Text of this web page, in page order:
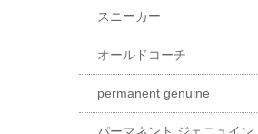
スニーカー
オールドコーチ
permanent genuine